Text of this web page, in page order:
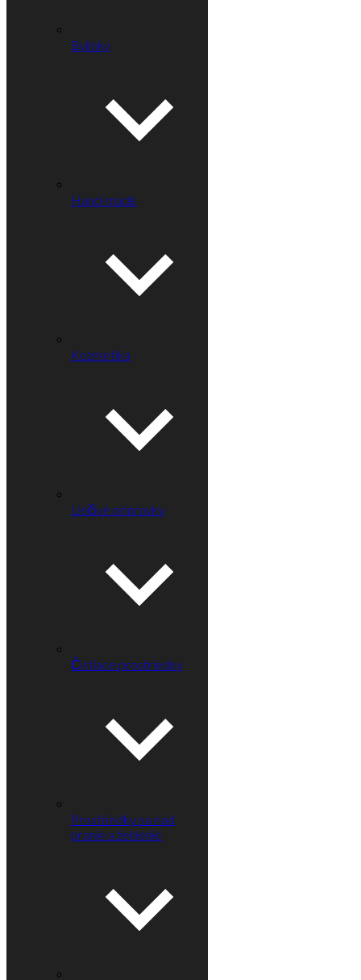
Bylinky
Hand-made
Kozmetika
Liečivé prípravky
Čistiace prostriedky
Prostriedky na riad,
pranie a žehlenie